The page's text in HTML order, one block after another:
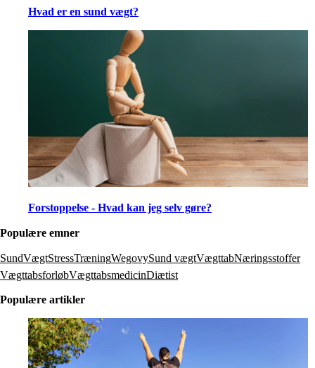
Hvad er en sund vægt?
Forstoppelse - Hvad kan jeg selv gøre?
Populære emner
SundVægtStressTræningWegovySund vægtVægttabNæringsstoffer
VægttabsforløbVægttabsmedicinDiætist
Populære artikler